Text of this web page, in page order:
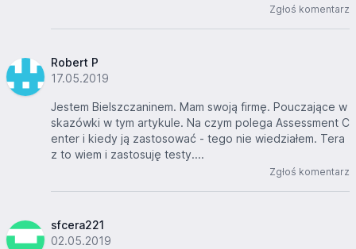
Zgłoś komentarz
Robert P
17.05.2019
Jestem Bielszczaninem. Mam swoją firmę. Pouczające w
skazówki w tym artykule. Na czym polega Assessment C
enter i kiedy ją zastosować - tego nie wiedziałem. Tera
z to wiem i zastosuję testy....
Zgłoś komentarz
sfcera221
02.05.2019